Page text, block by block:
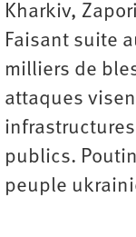
Kharkiv,
Faisant suite
milliers de
attaques
publics.
peuple